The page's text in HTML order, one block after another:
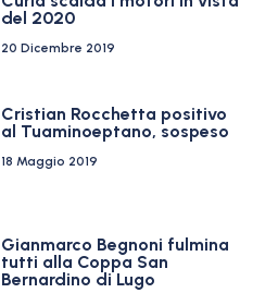
del 2020
20 Dicembre 2019
Cristian Rocchetta positivo
al Tuaminoeptano, sospeso
18 Maggio 2019
Gianmarco Begnoni fulmina
tutti alla Coppa San
Bernardino di Lugo